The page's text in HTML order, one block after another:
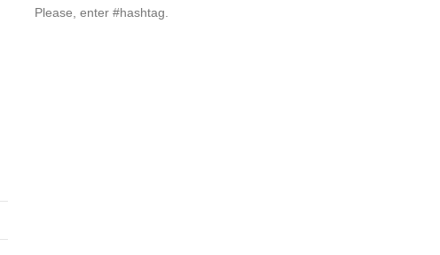
Please, enter #hashtag.